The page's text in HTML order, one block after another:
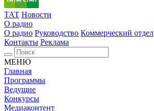
ТАТ Новости
О радио
О радио Руководство Коммерческий отдел
Контакты Реклама
МЕНЮ
Главная
Программы
Ведущие
Конкурсы
Медиаконтент